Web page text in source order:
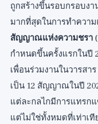
โรงงานพลังงาน
8. ความชรา
Senolytics
9. ความอ่อนล้
สำหรับการฟื้นฟู
10. การสื่อส
ถูกสร้างขึ้นรอบกรอบง
มากที่สุดในการทำควา
สัญญาณแห่งความชรา
กำหนดขึ้นครั้งแรกในปี
เพื่อนร่วมงานในวารส
เป็น 12 สัญญาณในปี
แต่ละกลไกมีการแทรก
แต่ไม่ใช่ทั้งหมดที่เท่าเ